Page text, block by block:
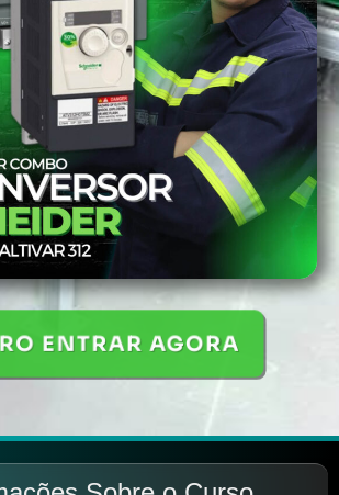
ENTRAR AGORA